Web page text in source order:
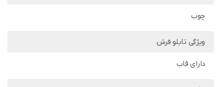
چوب
ویژگی تابلو فرش
دارای قاب